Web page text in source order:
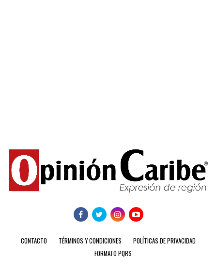
CONTACTO TÉRMINOS Y CONDICIONES
POLÍTICAS DE PRIVACIDAD
FORMATO PQRS